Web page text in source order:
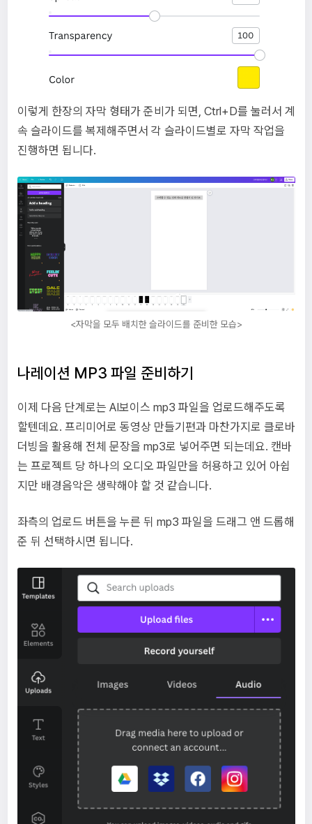
이렇게 한장의 자막 형태가 준비가 되면, Ctrl+D를 눌러서 계
속 슬라이드를 복제해주면서 각 슬라이드별로 자막 작업을
진행하면 됩니다.
<자막을 모두 배치한 슬라이드를 준비한 모습>
나레이션 MP3 파일 준비하기
이제 다음 단계로는 AI보이스 mp3 파일을 업로드해주도록
할텐데요. 프리미어로 동영상 만들기편과 마찬가지로 클로바
더빙을 활용해 전체 문장을 mp3로 넣어주면 되는데요. 캔바
는 프로젝트 당 하나의 오디오 파일만을 허용하고 있어 아쉽
지만 배경음악은 생략해야 할 것 같습니다.
좌측의 업로드 버튼을 누른 뒤 mp3 파일을 드래그 앤 드롭해
준 뒤 선택하시면 됩니다.